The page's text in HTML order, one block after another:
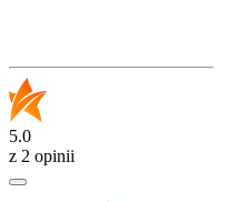
5.0
z 2 opinii